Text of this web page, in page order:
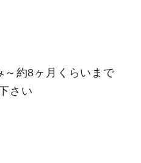
～約8ヶ月くらいまで
さい